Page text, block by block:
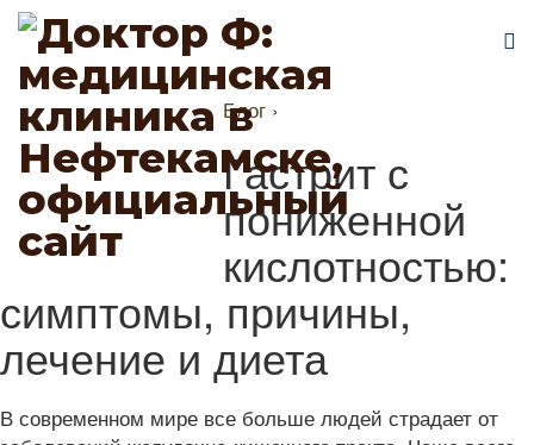
Блог ›
Гастрит с
пониженной
кислотностью:
симптомы, причины,
лечение и диета
В современном мире все больше людей страдает от